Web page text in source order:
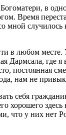
в
Время
мной
в любом
где я
постоянная
нам не
себя
хорошего
что у них нет